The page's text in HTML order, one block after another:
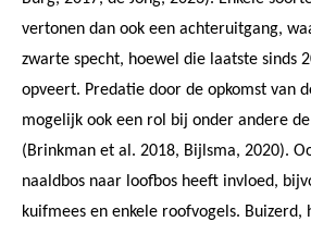
vertonen dan ook een achteruitgang,
zwarte specht, hoewel die laatste sinds
opveert. Predatie door de opkomst van
mogelijk ook een rol bij onder andere
(Brinkman et al. 2018, Bijlsma, 2020).
naaldbos naar loofbos heeft invloed,
kuifmees en enkele roofvogels. Buizerd,